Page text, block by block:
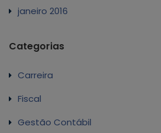
janeiro 2016
Categorias
Carreira
Fiscal
Gestão Contábil